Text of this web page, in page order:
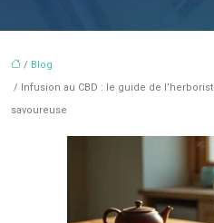
/ Blog
/ Infusion au CBD : le guide de
savoureuse